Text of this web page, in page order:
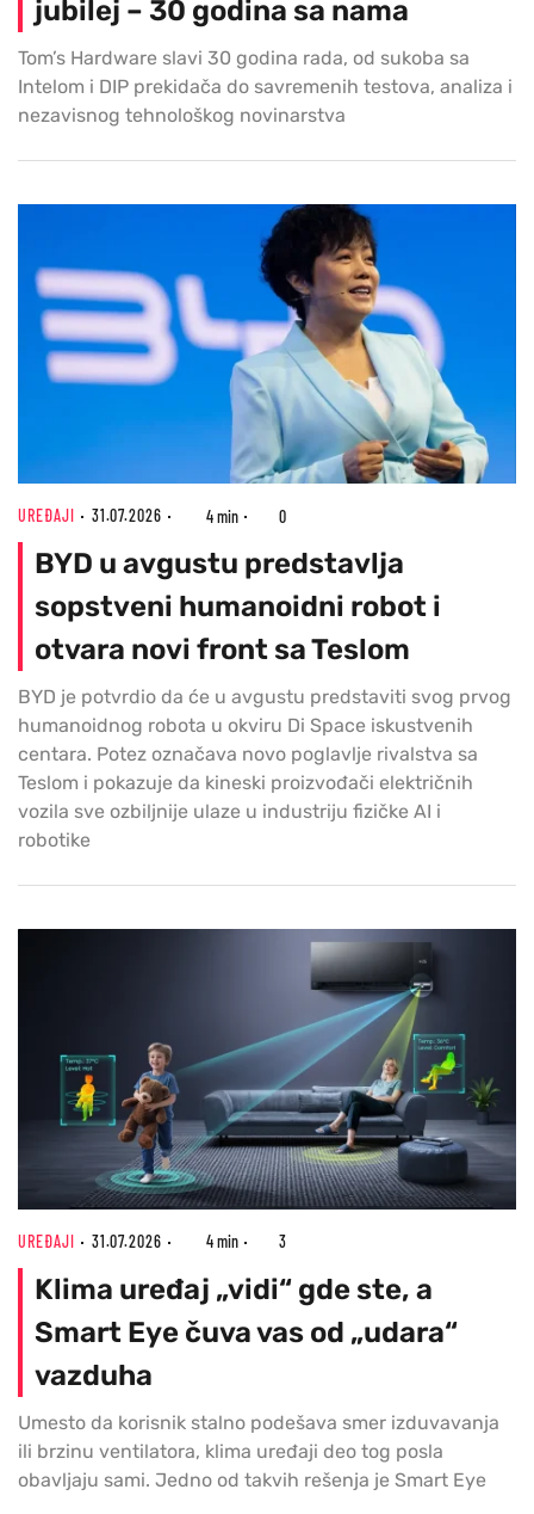
jubilej – 30 godina sa nama
Tom’s Hardware slavi 30 godina rada, od sukoba sa
Intelom i DIP prekidača do savremenih testova, analiza i
nezavisnog tehnološkog novinarstva
UREĐAJI 31.07.2026 4 min 0
BYD u avgustu predstavlja
sopstveni humanoidni robot i
otvara novi front sa Teslom
BYD je potvrdio da će u avgustu predstaviti svog prvog
humanoidnog robota u okviru Di Space iskustvenih
centara. Potez označava novo poglavlje rivalstva sa
Teslom i pokazuje da kineski proizvođači električnih
vozila sve ozbiljnije ulaze u industriju fizičke AI i
robotike
UREĐAJI 31.07.2026 4 min 3
Klima uređaj „vidi“ gde ste, a
Smart Eye čuva vas od „udara“
vazduha
Umesto da korisnik stalno podešava smer izduvavanja
ili brzinu ventilatora, klima uređaji deo tog posla
obavljaju sami. Jedno od takvih rešenja je Smart Eye